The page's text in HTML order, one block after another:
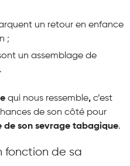
un retour en enfance
;
un assemblage de
qui nous ressemble, c’est
de son côté pour
de son sevrage tabagique.
fonction de sa